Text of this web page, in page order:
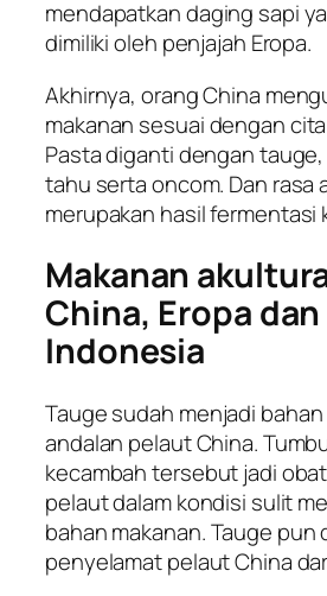
mendapatkan daging sapi
dimiliki oleh penjajah Eropa.
Akhirnya, orang China
makanan sesuai dengan
Pasta diganti dengan
tahu serta oncom. Dan rasa
merupakan hasil fermentasi
Makanan
China, Eropa dan
Indonesia
Tauge sudah menjadi
andalan pelaut China.
kecambah tersebut jadi
pelaut dalam kondisi sulit
bahan makanan. Tauge pun
penyelamat pelaut China